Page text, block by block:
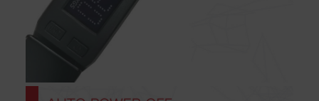
保固與售後服務
Acer旗下品牌商品保固期限與說明請參考此連結：
s://www.acer.com/tw-zh/support/warranty/product-wa